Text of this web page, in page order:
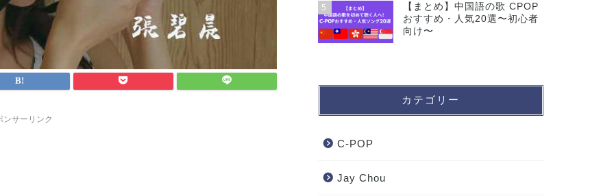
ンサーリンク
5
【まとめ】中国語の歌 CPOP
おすすめ・人気20選〜初心者
向け〜
カテゴリー
C-POP
Jay Chou